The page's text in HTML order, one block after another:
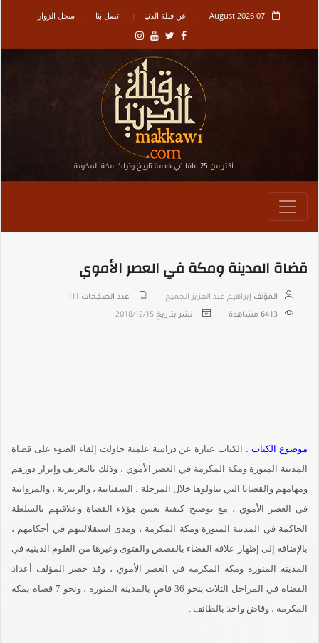
07 August 2026 عن قبلة الدنيا اتصل بنا سجل الزوار
أكثر من 25 عامًا في خدمة تاريـخ وتراث مكة المكرمة
قضاة المدينة ومكة في العصر الأموي
المؤلف إبراهيم عبد العزيز الجميح عدد الصفحات 111
6413 مشاهدة نشر بتاريخ 2018/12/15
موضوع الكتاب : الكتاب عبارة عن دراسة علمية حاولت إلقاء الضوء على قضاة
المدينة المنورة ومكة المكرمة في العصر الأموي ، وذلك بالتعريف وإبراز دورهم
ومهامهم والقضايا التي تناولوها خلال المرحلة : السفيانية ، والزبيرية ، والمروانية
في العصر الأموي ، مع توضيح كيفية تعيين هؤلاء القضاة وعلاقتهم بالسلطة
الحاكمة في المدينة المنورة ومكة المكرمة ، ومدى استقلاليتهم في أحكامهم ،
بالإضافة إلى إظهار علاقة القضاء بالقصص والفتوى وغيرها من العلوم الدينية في
المدينة المنورة ومكة المكرمة في العصر الأموي ، وقد حصر المؤلف أعداد
القضاة في المراحل الثلاث بنحو 36 قاضٍٍ بالمدينة المنورة ، ونحو 7 قضاة بمكة
المكرمة ، وقاض واحد بالطائف .